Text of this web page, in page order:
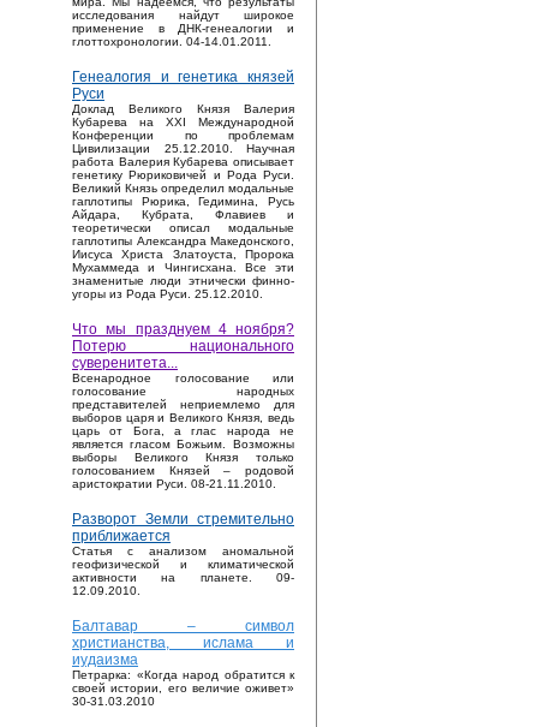
исследования найдут широкое
применение в ДНК-генеалогии и
глоттохронологии. 04-14.01.2011.
Генеалогия и генетика князей
Руси
Доклад Великого Князя Валерия
Кубарева на XXI Международной
Конференции по проблемам
Цивилизации 25.12.2010. Научная
работа Валерия Кубарева описывает
генетику Рюриковичей и Рода Руси.
Великий Князь определил модальные
гаплотипы Рюрика, Гедимина, Русь
Айдара, Кубрата, Флавиев и
теоретически описал модальные
гаплотипы Александра Македонского,
Иисуса Христа Златоуста, Пророка
Мухаммеда и Чингисхана. Все эти
знаменитые люди этнически финно-
угоры из Рода Руси. 25.12.2010.
Что мы празднуем 4 ноября?
Потерю национального
суверенитета...
Bсенародное голосование или
голосование народных
представителей неприемлемо для
выборов царя и Великого Князя, ведь
царь от Бога, а глас народа не
является гласом Божьим. Возможны
выборы Великого Князя только
голосованием Князей – родовой
аристократии Руси. 08-21.11.2010.
Разворот Земли стремительно
приближается
Статья с анализом аномальной
геофизической и климатической
активности на планете. 09-
12.09.2010.
Балтавар – символ
христианства, ислама и
иудаизма
Петрарка: «Когда народ обратится к
своей истории, его величие оживет»
30-31.03.2010